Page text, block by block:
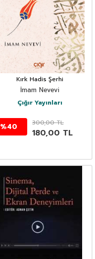
Kırk Hadis Şerhi
İmam Nevevi
Çığır Yayınları
%40 300,00TL
180,00 TL